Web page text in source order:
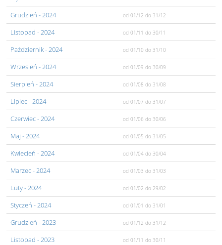
Grudzień - 2024 od 01/12 do 31/12
Listopad - 2024 od 01/11 do 30/11
Pażdziernik- 2024 od 01/10 do 31/10
Wrzesień - 2024 od 01/09 do 30/09
Sierpień - 2024 od 01/08 do 31/08
Lipiec- 2024 od 01/07 do 31/07
Czerwiec- 2024 od 01/06 do 30/06
Maj - 2024 od 01/05 do 31/05
Kwiecień - 2024 od 01/04 do 30/04
Marzec- 2024 od 01/03 do 31/03
Luty- 2024 od 01/02 do 29/02
Styczeń - 2024 od 01/01 do 31/01
Grudzień - 2023 od 01/12 do 31/12
Listopad - 2023 od 01/11 do 30/11